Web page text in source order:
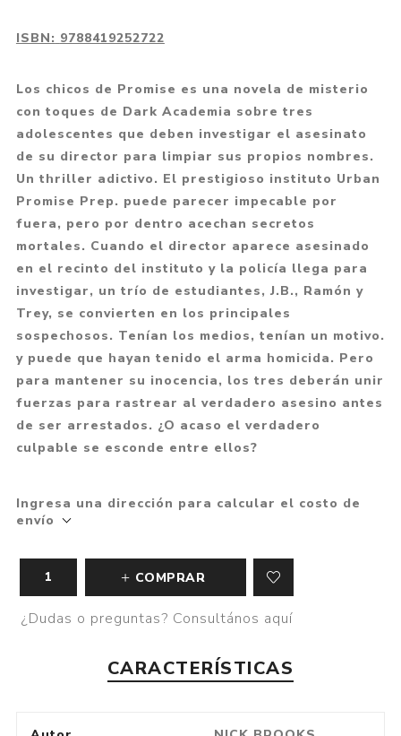
ISBN: 9788419252722
Los chicos de Promise es una novela de misterio
con toques de Dark Academia sobre tres
adolescentes que deben investigar el asesinato
de su director para limpiar sus propios nombres.
Un thriller adictivo. El prestigioso instituto Urban
Promise Prep. puede parecer impecable por
fuera, pero por dentro acechan secretos
mortales. Cuando el director aparece asesinado
en el recinto del instituto y la policía llega para
investigar, un trío de estudiantes, J.B., Ramón y
Trey, se convierten en los principales
sospechosos. Tenían los medios, tenían un motivo.
y puede que hayan tenido el arma homicida. Pero
para mantener su inocencia, los tres deberán unir
fuerzas para rastrear al verdadero asesino antes
de ser arrestados. ¿O acaso el verdadero
culpable se esconde entre ellos?
Ingresa una dirección para calcular el costo de
envío
COMPRAR
¿Dudas o preguntas? Consultános aquí
CARACTERÍSTICAS